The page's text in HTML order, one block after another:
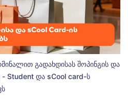
გადახდისას შოპინგის და
- Student და sCool card-ს